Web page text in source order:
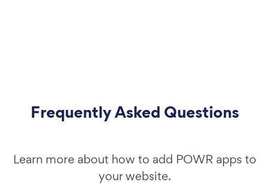
Frequently Asked Questions
Learn more about how to add POWR apps to
your website.